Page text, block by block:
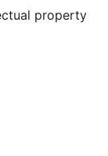
property